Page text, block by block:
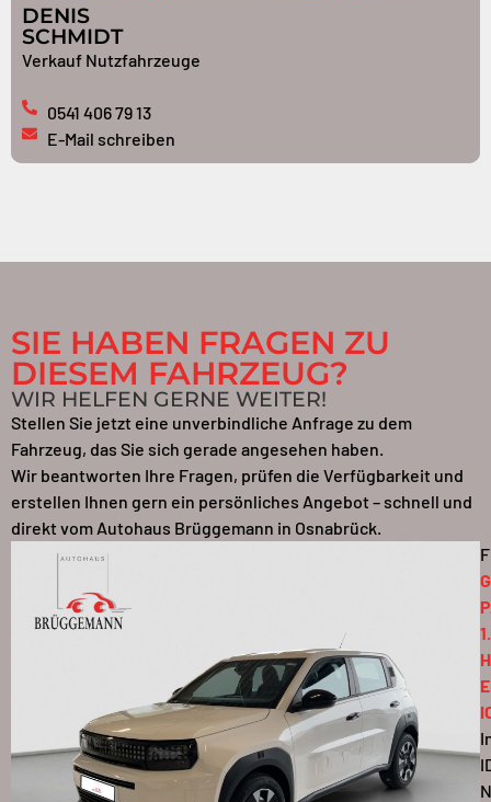
DENIS
SCHMIDT
Verkauf Nutzfahrzeuge
0541 406 79 13
E-Mail schreiben
SIE HABEN FRAGEN ZU
DIESEM FAHRZEUG?
WIR HELFEN GERNE WEITER!
Stellen Sie jetzt eine unverbindliche Anfrage zu dem
Fahrzeug, das Sie sich gerade angesehen haben.
Wir beantworten Ihre Fragen, prüfen die Verfügbarkeit und
erstellen Ihnen gern ein persönliches Angebot – schnell und
direkt vom Autohaus Brüggemann in Osnabrück.
N